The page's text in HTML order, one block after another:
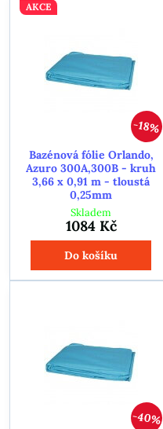
18%
AKCE
Bazénová fólie Orlando,
Azuro 300A,300B - kruh
3,66 x 0,91 m - tloustá
0,25mm
Skladem
1084 Kč
Do košíku
40%